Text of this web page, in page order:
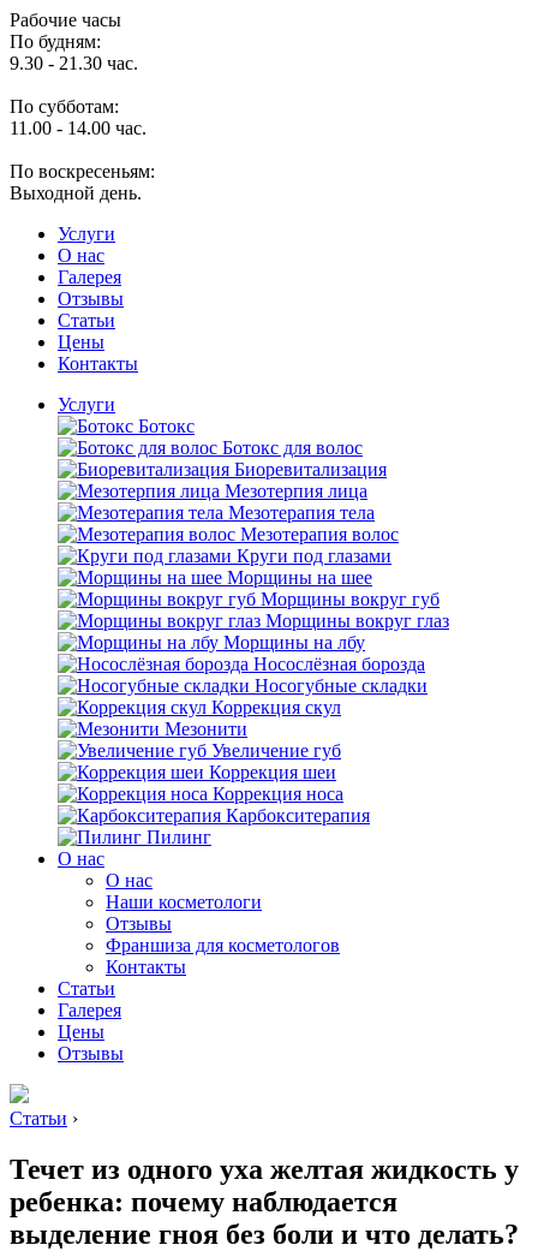
Рабочие часы
По будням:
9.30 - 21.30 час.
По субботам:
11.00 - 14.00 час.
По воскресеньям:
Выходной день.
Услуги
O нас
Галерея
Отзывы
Статьи
Цены
Контакты
Услуги
Ботокс
Ботокс для волос
Биоревитализация
Мезотерпия лица
Мезотерапия тела
Мезотерапия волос
Круги под глазами
Морщины на шее
Морщины вокруг губ
Морщины вокруг глаз
Морщины на лбу
Носослёзная борозда
Носогубные складки
Коррекция скул
Мезонити
Увеличение губ
Коррекция шеи
Коррекция носа
Карбокситерапия
Пилинг
O нас
O нас
Наши косметологи
Отзывы
Франшиза для косметологов
Контакты
Статьи
Галерея
Цены
Отзывы
Статьи ›
Течет из одного уха желтая жидкость у
ребенка: почему наблюдается
выделение гноя без боли и что делать?